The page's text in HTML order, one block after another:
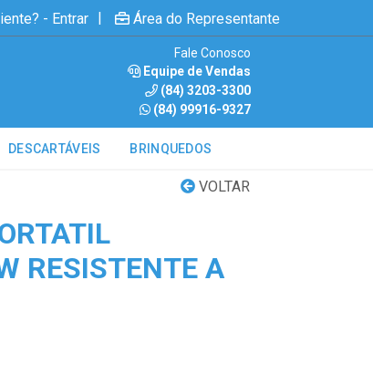
- Entrar | Área do Representante
Fale Conosco
Equipe de Vendas
(84) 3203-3300
(84) 99916-9327
DESCARTÁVEIS BRINQUEDOS
VOLTAR
RESISTENTE A